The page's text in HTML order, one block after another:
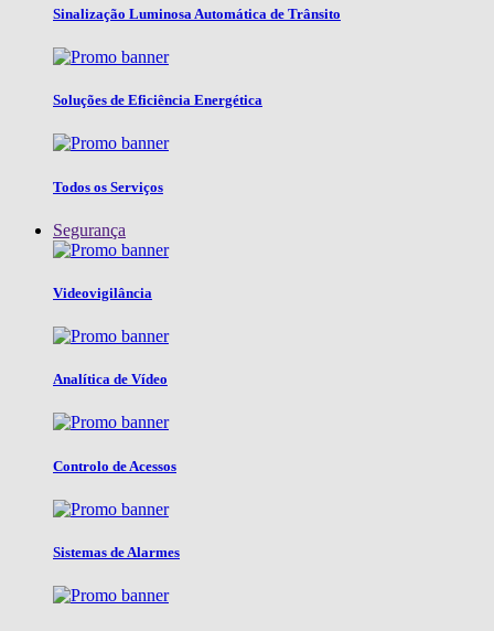
Sinalização Luminosa Automática de Trânsito
Soluções de Eficiência Energética
Todos os Serviços
Segurança
Videovigilância
Analítica de Vídeo
Controlo de Acessos
Sistemas de Alarmes